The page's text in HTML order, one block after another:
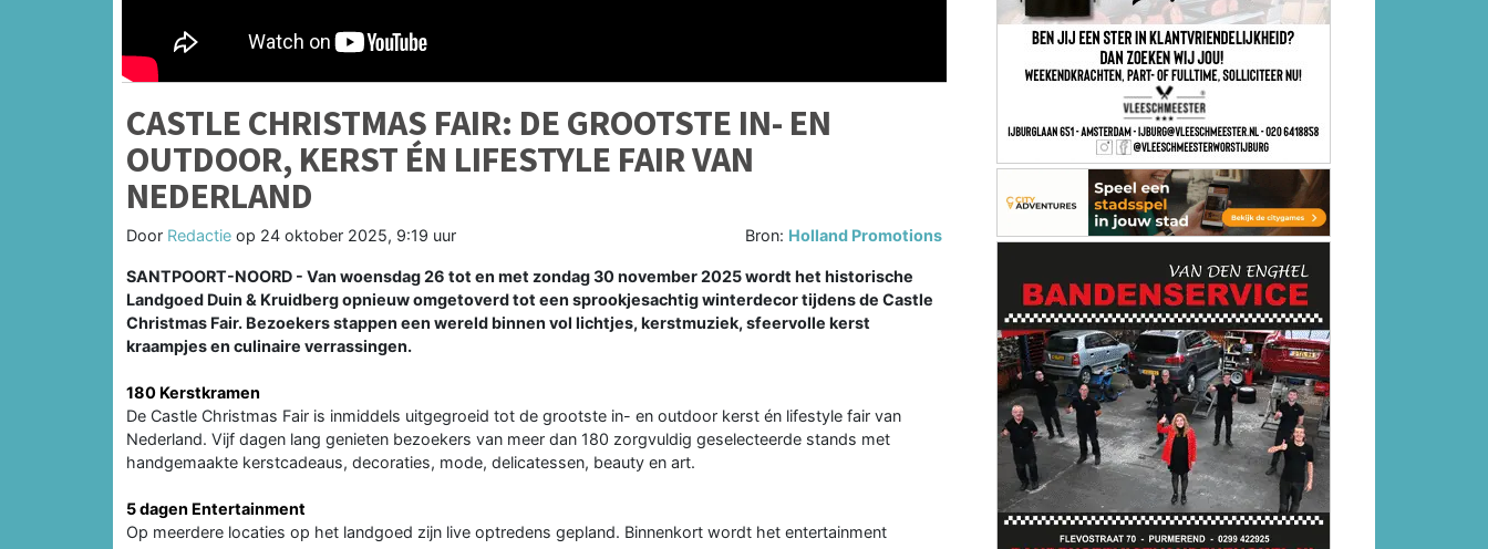
CASTLE CHRISTMAS FAIR: DE GROOTSTE IN- EN
OUTDOOR, KERST ÉN LIFESTYLE FAIR VAN
NEDERLAND
Door Redactie op 24 oktober 2025, 9:19 uur Bron: Holland Promotions
SANTPOORT-NOORD - Van woensdag 26 tot en met zondag 30 november 2025 wordt het historische
Landgoed Duin & Kruidberg opnieuw omgetoverd tot een sprookjesachtig winterdecor tijdens de Castle
Christmas Fair. Bezoekers stappen een wereld binnen vol lichtjes, kerstmuziek, sfeervolle kerst
kraampjes en culinaire verrassingen.
180 Kerstkramen
De Castle Christmas Fair is inmiddels uitgegroeid tot de grootste in- en outdoor kerst én lifestyle fair van
Nederland. Vijf dagen lang genieten bezoekers van meer dan 180 zorgvuldig geselecteerde stands met
handgemaakte kerstcadeaus, decoraties, mode, delicatessen, beauty en art.
5 dagen Entertainment
Op meerdere locaties op het landgoed zijn live optredens gepland. Binnenkort wordt het entertainment